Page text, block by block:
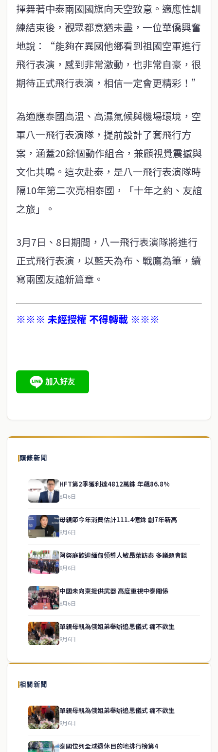
揮舞著中泰兩國國旗向天空致意。適應性訓
練結束後，觀眾都意猶未盡，一位華僑興奮
地說：“能夠在異國他鄉看到祖國空軍進行
飛行表演，感到非常激動，也非常自豪，很
期待正式飛行表演，相信一定會更精彩！”
為適應泰國高溫、高濕氣候與機場環境，空
軍八一飛行表演隊，提前設計了套飛行方
案，涵蓋20餘個動作組合，兼顧視覺震撼與
文化共鳴。這次赴泰，是八一飛行表演隊時
隔10年第二次亮相泰國，「十年之約、友誼
之旅」。
3月7日、8日期間，八一飛行表演隊將進行
正式飛行表演，以藍天為布、戰鷹為筆，續
寫兩國友誼新篇章。
※※※ 未經授權 不得轉載 ※※※
頭條新聞
HFT第2季獲利達4812萬銖 年飆86.8%
8月6日
母親節今年消費估計111.4億銖 創7年新高
8月6日
阿努庭歡迎緬甸領導人敏昂萊訪泰 多議題會談
8月6日
中國未向柬提供武器 高度重視中泰關係
8月6日
單親母親為俄姐弟舉辦追思儀式 痛不欲生
8月6日
相關新聞
單親母親為俄姐弟舉辦追思儀式 痛不欲生
8月6日
泰國位列全球退休目的地排行榜第4
關於我們
泰國中文新聞（TCN）是一家總部設於曼谷的中文新聞媒體，致力於
供即時、客觀、多元的中文新聞內容。
service@thaichinesenews.com